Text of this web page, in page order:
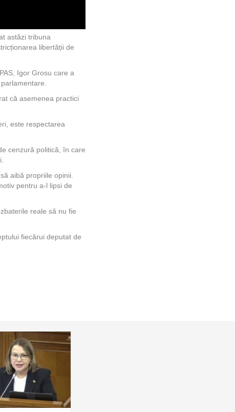
astăzi tribuna
libertății de
Igor Grosu care a
că asemenea practici
este respectarea
cenzură politică, în care
aibă propriile opinii.
pentru a-l lipsi de
reale să nu fie
fiecărui deputat de